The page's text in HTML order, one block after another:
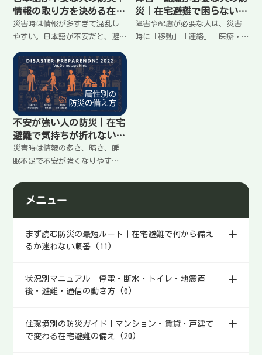
情報の取り方を決める在宅
避難の準備
災害時は情報が多すぎて混乱し
やすい。日本語が不安だと、避
しやすい。大事なのは全部追う
ことではなく、見る場所と連絡
先を少数に決めること。家に留
まる前提で、迷わない情報ルー
トを整理します。
災｜在宅避難で困らない優
先順位（移動・連絡・医
療）
障害や配慮が必要な人は、災害
時に「移動」「連絡」「医療・
不安が強い人の防災｜在宅
避難で気持ちが折れない工
夫（やることを減らす）
災害時は情報の多さ、暗さ、睡
眠不足で不安が強くなりやす
不安が増える条件を減らして
「今日やること」を小さくする
きる工夫を整理します。
メニュー
まず読む防災の最短ルート｜在宅避難で何から備え
るか迷わない順番 (11)
状況別マニュアル｜停電・断水・トイレ・地震直
後・避難・通信の動き方 (6)
住環境別の防災ガイド｜マンション・賃貸・戸建て
で変わる在宅避難の備え (20)